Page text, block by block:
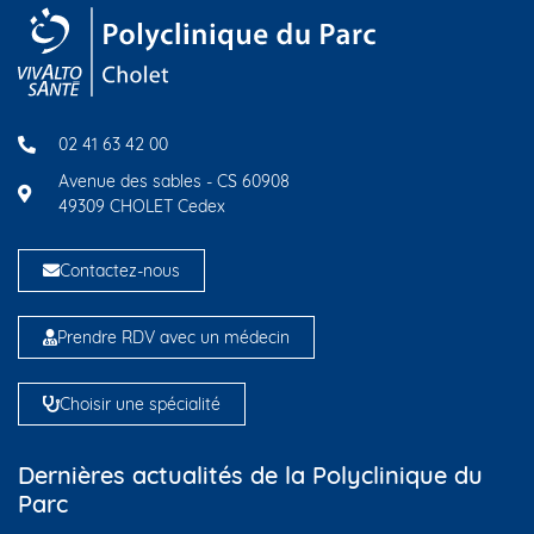
02 41 63 42 00
Avenue des sables - CS 60908
49309 CHOLET Cedex
Contactez-nous
Prendre RDV avec un médecin
Choisir une spécialité
Dernières actualités de la Polyclinique du
Parc